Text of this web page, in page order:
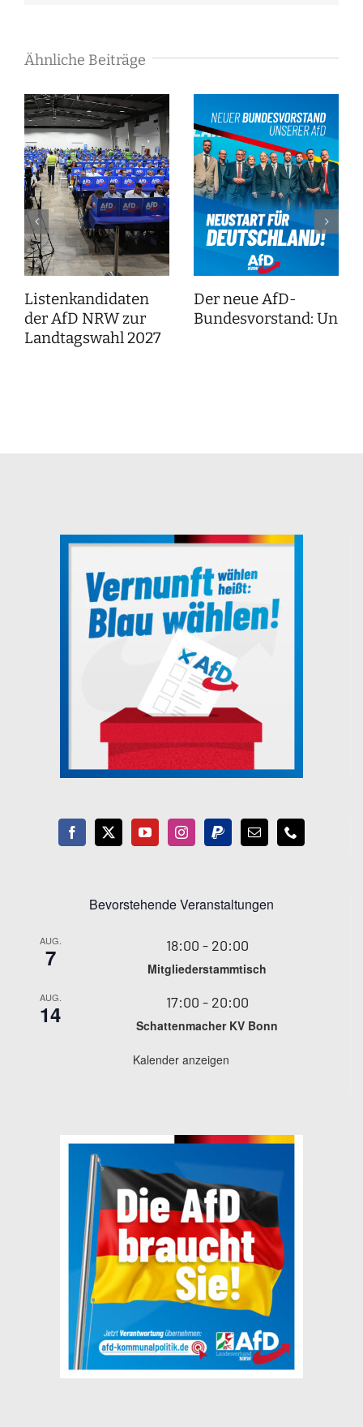
Ähnliche Beiträge
Listenkandidaten
der AfD NRW zur
Landtagswahl 2027
Der neue AfD-
Bundesvorstand:
Bevorstehende Veranstaltungen
AUG.
7 18:00 - 20:00
Mitgliederstammtisch
AUG.
14 17:00 - 20:00
Schattenmacher KV Bonn
Kalender anzeigen